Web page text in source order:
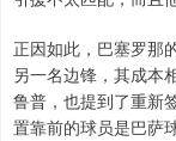
正因如此，巴塞罗那
另一名边锋，其成本
鲁普，也提到了重新
置靠前的球员是巴萨